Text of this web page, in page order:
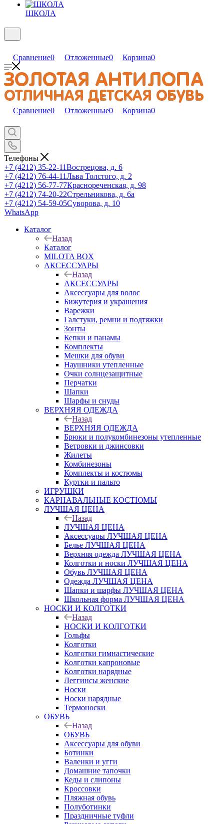
ШКОЛА
Сравнение0 Отложенные0 Корзина0
Сравнение0 Отложенные0 Корзина0
Телефоны
+7 (4212) 35-22-11Вострецова, д. 6
+7 (4212) 76-44-11Льва Толстого, д. 2
+7 (4212) 56-77-77Краснореченская, д. 98
+7 (4212) 74-20-22Стрельникова, д. 6а
+7 (4212) 54-59-05Суворова, д. 10
WhatsApp
Каталог
Назад
Каталог
MILOTA BOX
АКСЕССУАРЫ
Назад
АКСЕССУАРЫ
Аксессуары для волос
Бижутерия и украшения
Варежки
Галстуки, ремни и подтяжки
Зонты
Кепки и панамы
Комплекты
Мешки для обуви
Наушники утепленные
Очки солнцезащитные
Перчатки
Шапки
Шарфы и снуды
ВЕРХНЯЯ ОДЕЖДА
Назад
ВЕРХНЯЯ ОДЕЖДА
Брюки и полукомбинезоны утепленные
Ветровки и джинсовки
Жилеты
Комбинезоны
Комплекты и костюмы
Куртки и пальто
ИГРУШКИ
КАРНАВАЛЬНЫЕ КОСТЮМЫ
ЛУЧШАЯ ЦЕНА
Назад
ЛУЧШАЯ ЦЕНА
Аксессуары ЛУЧШАЯ ЦЕНА
Белье ЛУЧШАЯ ЦЕНА
Верхняя одежда ЛУЧШАЯ ЦЕНА
Колготки и носки ЛУЧШАЯ ЦЕНА
Обувь ЛУЧШАЯ ЦЕНА
Одежда ЛУЧШАЯ ЦЕНА
Шапки и шарфы ЛУЧШАЯ ЦЕНА
Школьная форма ЛУЧШАЯ ЦЕНА
НОСКИ И КОЛГОТКИ
Назад
НОСКИ И КОЛГОТКИ
Гольфы
Колготки
Колготки гимнастические
Колготки капроновые
Колготки нарядные
Леггинсы женские
Носки
Носки нарядные
Термоноски
ОБУВЬ
Назад
ОБУВЬ
Аксессуары для обуви
Ботинки
Валенки и угги
Домашние тапочки
Кеды и слипоны
Кроссовки
Пляжная обувь
Полуботинки
Праздничные туфли